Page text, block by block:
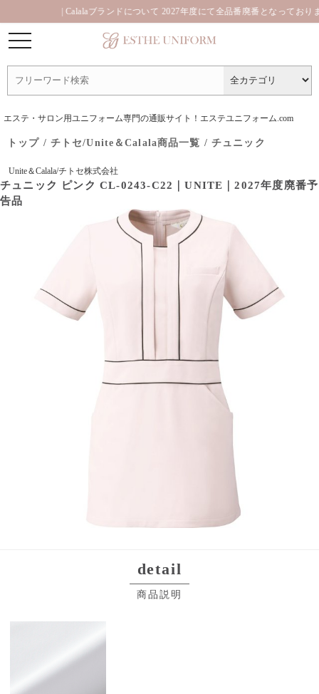
| Calalaブランドについて 2027年度にて全品番廃番となっております
エステ・サロン用ユニフォーム専門の通販サイト！エステユニフォーム.com
トップ / チトセ/Unite＆Calala商品一覧 / チュニック
Unite＆Calala/チトセ株式会社
チュニック ピンク CL-0243-C22｜UNITE｜2027年度廃番予
告品
detail
商品説明